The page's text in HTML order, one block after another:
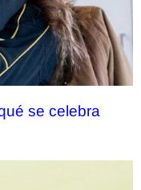
se celebra